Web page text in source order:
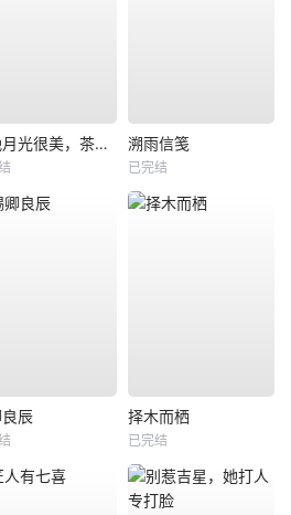
今晚月光很美，茶香四溢 溯雨信笺
已完结
辰 择木而栖
已完结